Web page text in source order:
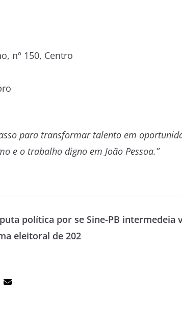
nº 150, Centro
para transformar talento em
e o trabalho digno em João Pessoa.”
política por se
eleitoral de 202
Sine-PB intermedeia